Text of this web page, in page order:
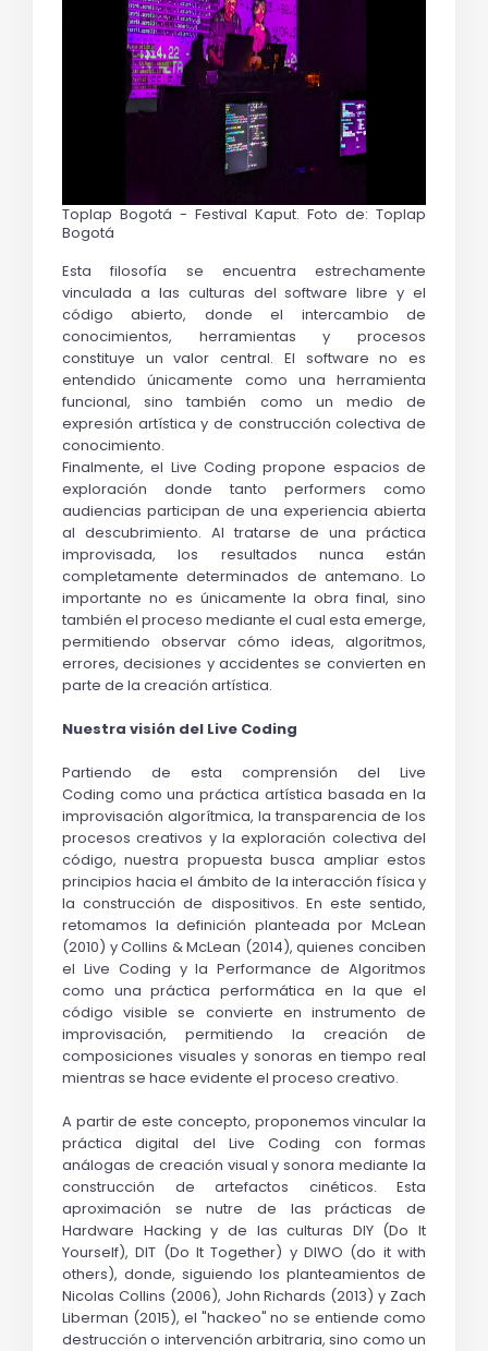
Toplap Bogotá - Festival Kaput. Foto de: Toplap
Bogotá
Esta filosofía se encuentra estrechamente
vinculada a las culturas del software libre y el
código abierto, donde el intercambio de
conocimientos, herramientas y procesos
constituye un valor central. El software no es
entendido únicamente como una herramienta
funcional, sino también como un medio de
expresión artística y de construcción colectiva de
conocimiento.
Finalmente, el Live Coding propone espacios de
exploración donde tanto performers como
audiencias participan de una experiencia abierta
al descubrimiento. Al tratarse de una práctica
improvisada, los resultados nunca están
completamente determinados de antemano. Lo
importante no es únicamente la obra final, sino
también el proceso mediante el cual esta emerge,
permitiendo observar cómo ideas, algoritmos,
errores, decisiones y accidentes se convierten en
parte de la creación artística.
Nuestra visión del Live Coding
Partiendo de esta comprensión del Live
Coding como una práctica artística basada en la
improvisación algorítmica, la transparencia de los
procesos creativos y la exploración colectiva del
código, nuestra propuesta busca ampliar estos
principios hacia el ámbito de la interacción física y
la construcción de dispositivos. En este sentido,
retomamos la definición planteada por McLean
(2010) y Collins & McLean (2014), quienes conciben
el Live Coding y la Performance de Algoritmos
como una práctica performática en la que el
código visible se convierte en instrumento de
improvisación, permitiendo la creación de
composiciones visuales y sonoras en tiempo real
mientras se hace evidente el proceso creativo.
A partir de este concepto, proponemos vincular la
práctica digital del Live Coding con formas
análogas de creación visual y sonora mediante la
construcción de artefactos cinéticos. Esta
aproximación se nutre de las prácticas de
Hardware Hacking y de las culturas DIY (Do It
Yourself), DIT (Do It Together) y DIWO (do it with
others), donde, siguiendo los planteamientos de
Nicolas Collins (2006), John Richards (2013) y Zach
Liberman (2015), el "hackeo" no se entiende como
destrucción o intervención arbitraria, sino como un